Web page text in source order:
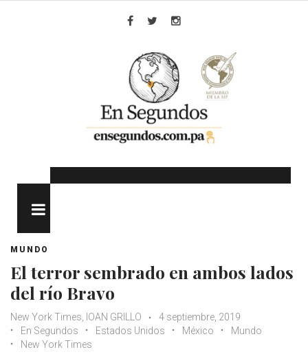
MUNDO
El terror sembrado en ambos lados
del río Bravo
New York Times, IOAN GRILLO
4 septiembre, 2019
En Segundos
Estados Unidos México
Mundo
New York Times